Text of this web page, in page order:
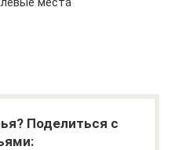
Поделиться с